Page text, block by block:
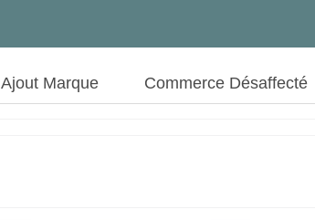
Ajout Marque Commerce Désaffecté